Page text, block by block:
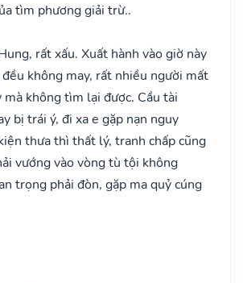
tìm phương giải trừ..
rất xấu. Xuất hành vào giờ này
không may, rất nhiều người mất
mà không tìm lại được. Cầu tài
bị trái ý, đi xa e gặp nạn nguy
thưa thì thất lý, tranh chấp cũng
vướng vào vòng tù tội không
trọng phải đòn, gặp ma quỷ cúng